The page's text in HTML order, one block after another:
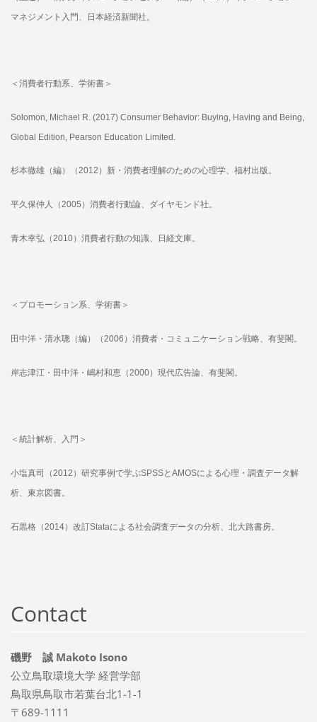
マネジメント入門、日本経済新聞社。
＜消費者行動系、学術書＞
Solomon, Michael R. (2017) Consumer Behavior: Buying, Having and Being,
Global Edition, Pearson Education Limited.
杉本徹雄（編）（2012）新・消費者理解のための心理学、福村出版。
平久保仲人（2005）消費者行動論、ダイヤモンド社。
青木幸弘（2010）消費者行動の知識、日経文庫。
＜プロモーション系、学術書＞
田中洋・清水聰（編）（2006）消費者・コミュニケーション戦略、有斐閣。
岸志津江・田中洋・嶋村和恵（2000）現代広告論、有斐閣。
＜統計解析、入門＞
小塩真司（2012）研究事例で学ぶSPSSとAMOSによる心理・調査データ解
析、東京図書。
石黒格（2014）改訂Stataによる社会調査データの分析、北大路書房。
Contact
磯野 誠 Makoto Isono
公立鳥取環境大学 経営学部
鳥取県鳥取市若葉台北1-1-1
〒689-1111